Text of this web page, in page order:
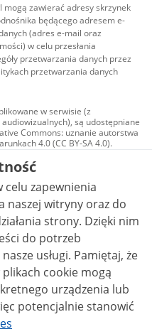
mogą zawierać adresy skrzynek
będącego adresem e-
(adres e-mail oraz
w celu przesłania
przetwarzania danych przez
przetwarzania danych
w serwisie (z
są udostępniane
Commons: uznanie autorstwa
4.0 (CC BY-SA 4.0).
w tym zdjęcia, materiały
na licencji typu
autorstwa użycie
zależnych 4.0 (CC BY-
jest to stwierdzone inaczej.
celu zapewnienia
naszej witryny oraz do
strony. Dzięki nim
do potrzeb
Pamiętaj, że
cookie mogą
urządzenia lub
potencjalnie stanowić